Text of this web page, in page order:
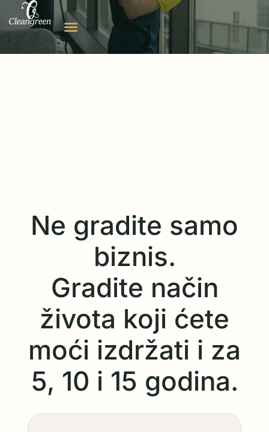
Ne gradite samo
biznis.
Gradite način
života koji ćete
moći izdržati i za
5, 10 i 15 godina.